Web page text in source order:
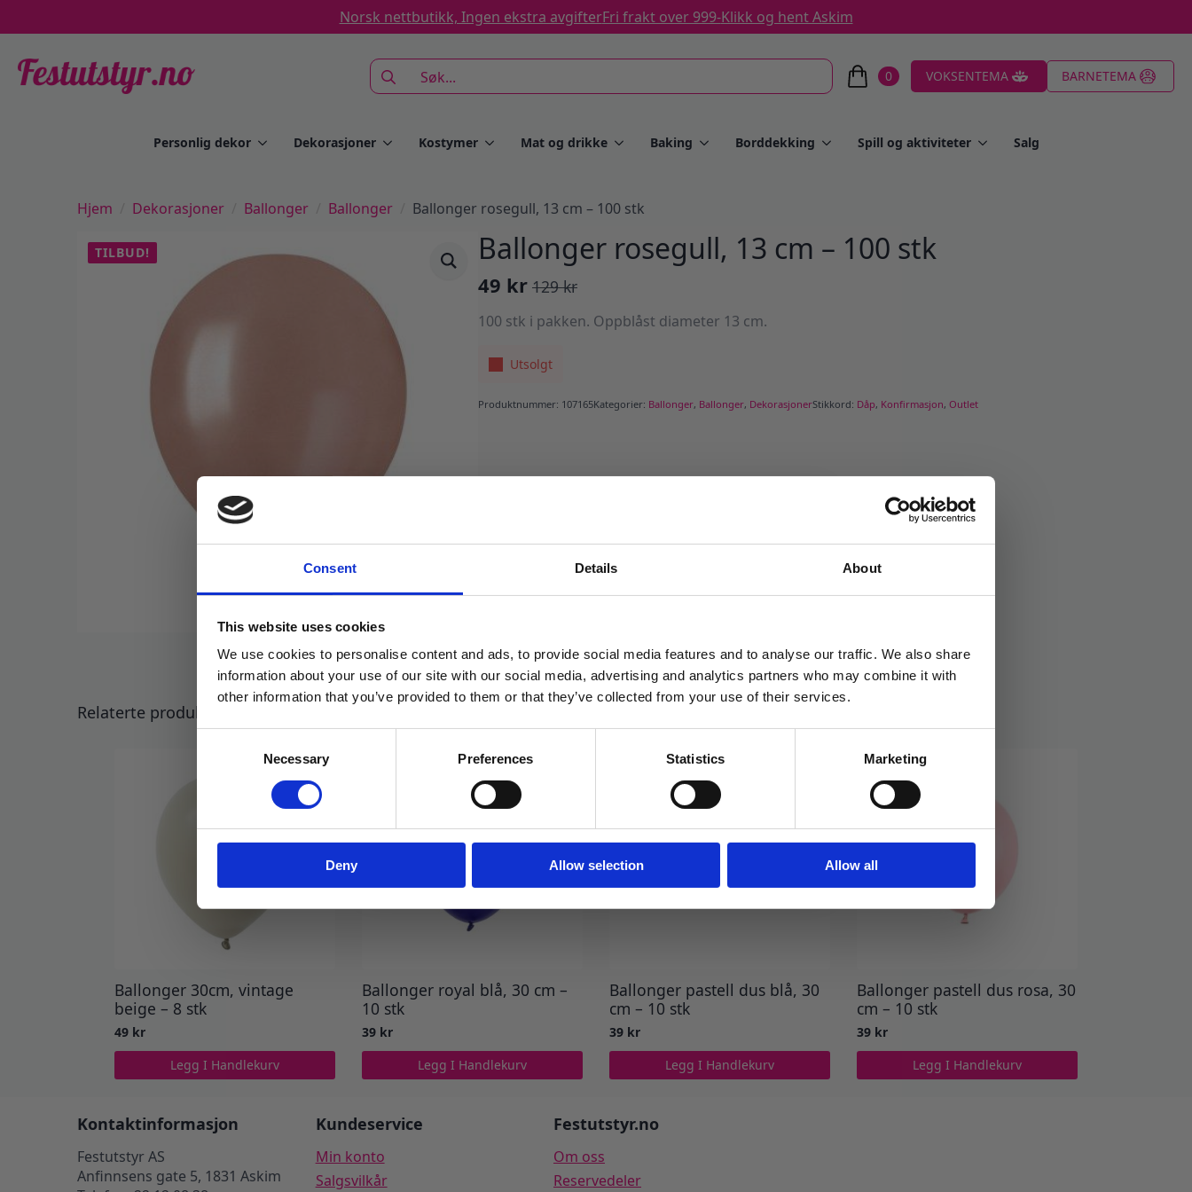
Consent Details About
This website uses cookies
We use cookies to personalise content and ads, to provide social media features and to analyse our traffic. We also share
information about your use of our site with our social media, advertising and analytics partners who may combine it with
other information that you’ve provided to them or that they’ve collected from your use of their services.
Necessary Preferences Statistics Marketing
Deny Allow selection Allow all
Norsk nettbutikk, Ingen ekstra avgifterFri frakt over 999-Klikk og hent Askim
Search
for:
0 VOKSENTEMA BARNETEMA
Personlig dekor Dekorasjoner Kostymer Mat og drikke Baking Borddekking Spill og aktiviteter Salg
Hjem Dekorasjoner Ballonger Ballonger Ballonger rosegull, 13 cm – 100 stk
TILBUD! Ballonger rosegull, 13 cm – 100 stk
129kr
Opprinnelig
pris
129 kr.
49 kr
Nåværende
pris
49 kr.
100 stk i pakken. Oppblåst diameter 13 cm.
Utsolgt
Produktnummer: 107165Kategorier: Ballonger, Ballonger, DekorasjonerStikkord: Dåp, Konfirmasjon,Outlet
Relaterte produkter
Ballonger 30cm, vintage
beige – 8 stk
49 kr
Legg I Handlekurv
Ballonger royal blå, 30 cm –
10 stk
39 kr
Legg I Handlekurv
Ballonger pastell dus blå, 30
cm – 10 stk
39 kr
Legg I Handlekurv
Ballonger pastell dus rosa, 30
cm – 10 stk
39 kr
Legg I Handlekurv
Kontaktinformasjon
Festutstyr AS
Anfinnsens gate 5, 1831 Askim
Kundeservice
Min konto
Salgsvilkår
Festutstyr.no
Om oss
Reservedeler
få eksklusive tilbud og masse
inspirasjon rett i innboksen
Ja takk! Jeg vil gjerne få brev fra dere!